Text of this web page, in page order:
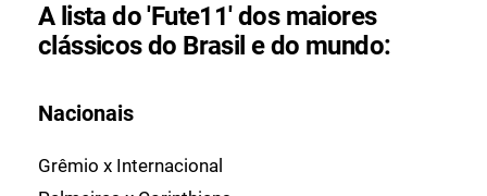
A lista do 'Fute11' dos maiores
clássicos do Brasil e do mundo:
Nacionais
Grêmio x Internacional